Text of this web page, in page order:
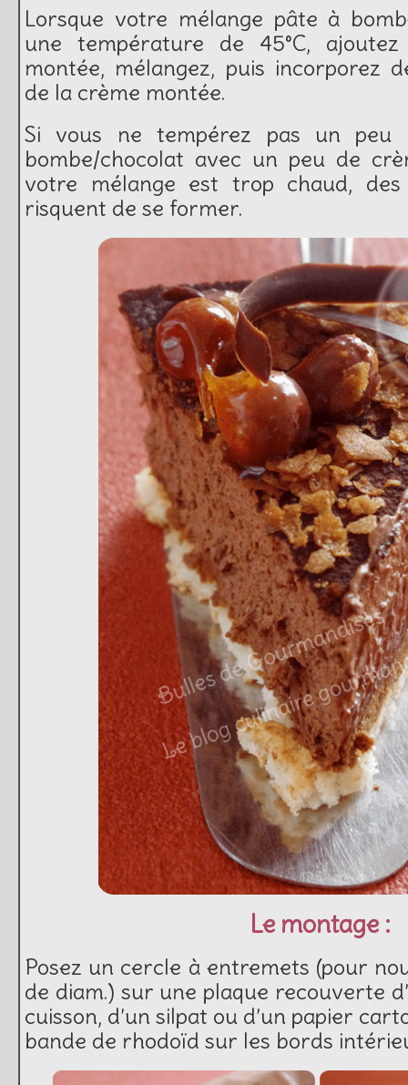
Lorsque votre mélange pâte à
une température de 45°C,
montée, mélangez, puis incorporez
de la crème montée.
Si vous ne tempérez pas un peu
bombe/chocolat avec un peu de
votre mélange est trop chaud,
risquent de se former.
Le montage :
Posez un cercle à entremets (pour
de diam.) sur une plaque recouverte
cuisson, d’un silpat ou d’un papier
bande de rhodoïd sur les bords